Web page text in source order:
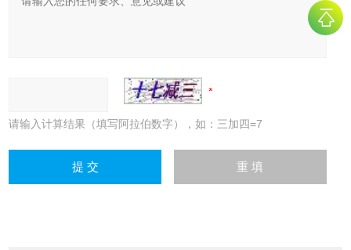
请输入计算结果（填写阿拉伯数字），如：三加四=7